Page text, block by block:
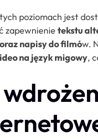
poziomach jest
zapewnienietekstu
napisy do filmów.
na język migowy,